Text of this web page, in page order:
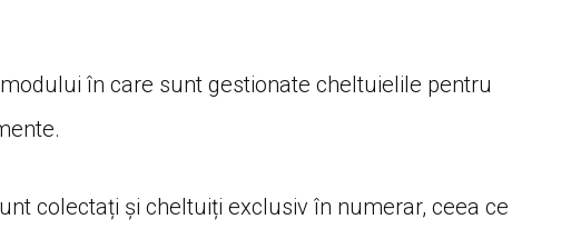
în care sunt gestionate cheltuielile pentru
colectați și cheltuiți exclusiv în numerar, ceea ce